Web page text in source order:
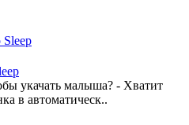
укачать малыша? - Хватит
в автоматическ..